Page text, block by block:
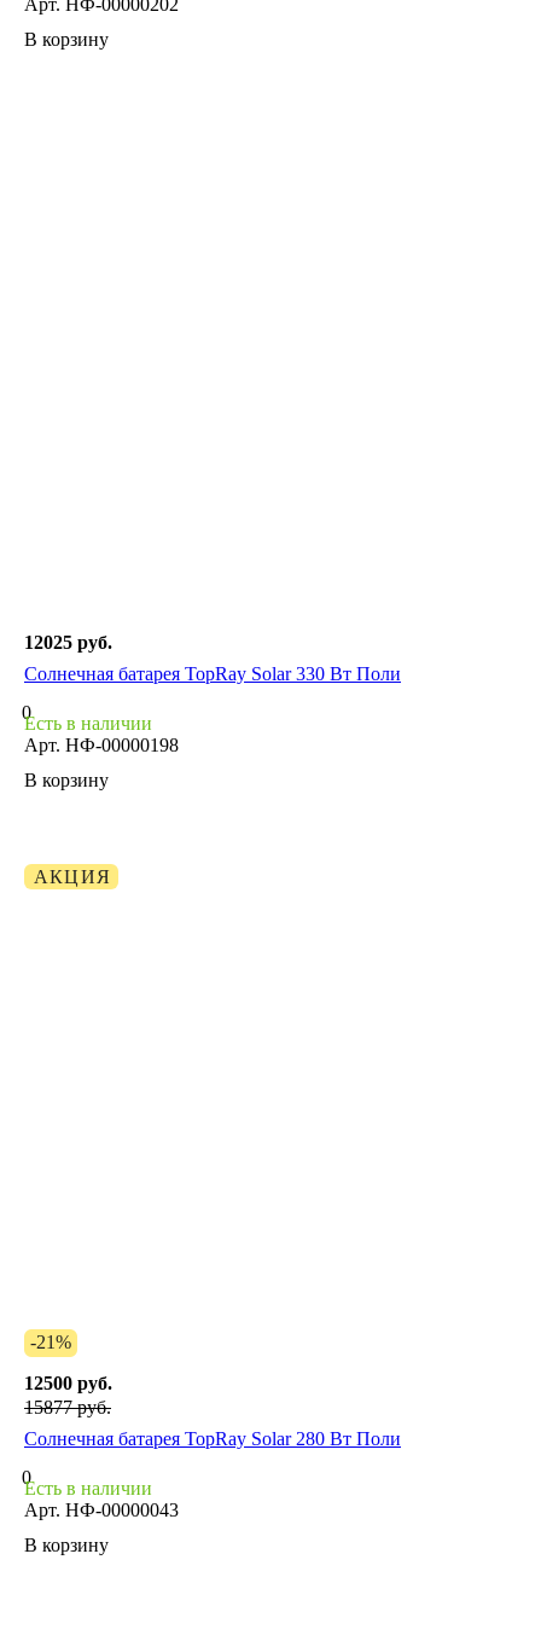
В корзину
12025 руб.
Солнечная батарея TopRay Solar 330 Вт Поли
0
Есть в наличии
Арт. НФ-00000198
В корзину
АКЦИЯ
-21%
12500 руб.
15877 руб.
Солнечная батарея TopRay Solar 280 Вт Поли
0
Есть в наличии
Арт. НФ-00000043
В корзину